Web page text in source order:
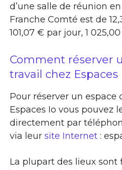
d’une salle de réunion
Franche Comté est de
101,07 € par jour, 1
Comment réserver
travail chez Espaces
Pour réserver un espace
Espaces Io vous pouvez
directement par
via leur site Internet :
La plupart des lieux sont